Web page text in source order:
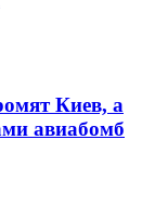
Киев, а
авиабомб